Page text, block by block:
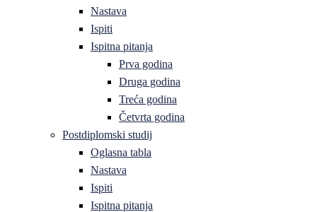
Nastava
Ispiti
Ispitna pitanja
Prva godina
Druga godina
Treća godina
Četvrta godina
Postdiplomski studij
Oglasna tabla
Nastava
Ispiti
Ispitna pitanja